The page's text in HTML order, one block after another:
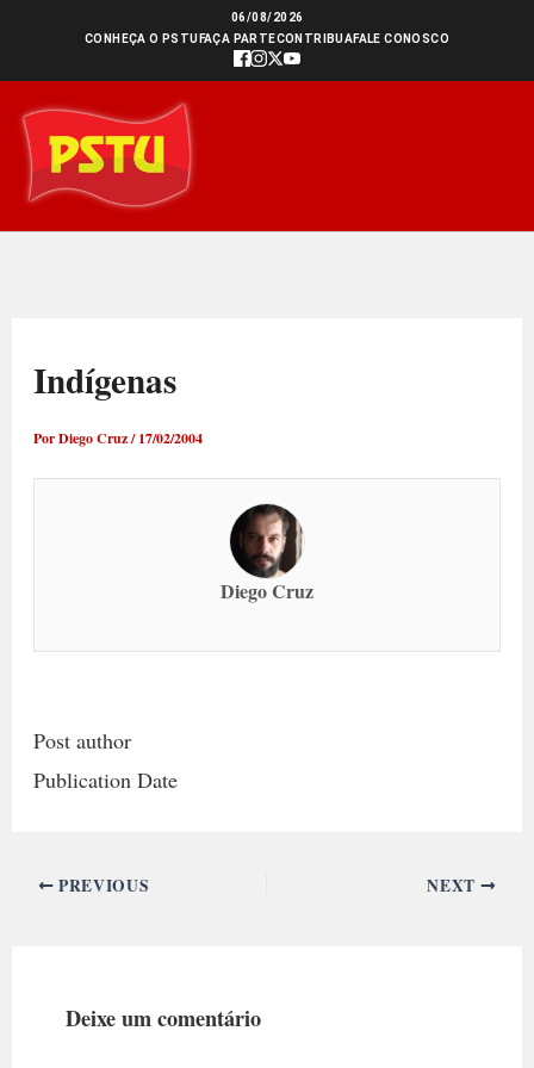
conteúdo
06/08/2026
CONHEÇA O PSTU FAÇA PARTECONTRIBUAFALE CONOSCO
Indígenas
PorDiego Cruz/17/02/2004
Diego Cruz
Post author
Publication Date
PREVIOUS NEXT
Deixe um comentário